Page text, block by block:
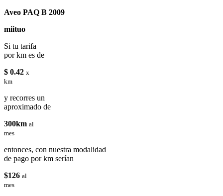
Aveo PAQ B 2009
miituo
Si tu tarifa
por km es de
$ 0.42 x
km
y recorres un
aproximado de
300km al
mes
entonces, con nuestra modalidad
de pago por km serían
$126 al
mes